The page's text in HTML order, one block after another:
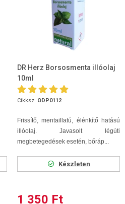
DR Herz Borsosmenta illóolaj
10ml
Cikksz. ODP0112
Frissítő, mentaillatú, élénkítő hatású
illóolaj. Javasolt légúti
megbetegedések esetén, bőráp...
Készleten
1 350 Ft